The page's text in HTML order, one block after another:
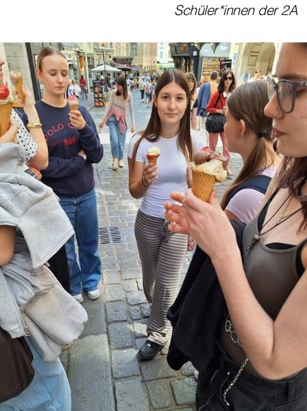
Schüler*innen der 2A